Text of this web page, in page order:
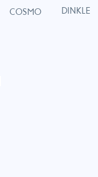
COSMO DINKLE